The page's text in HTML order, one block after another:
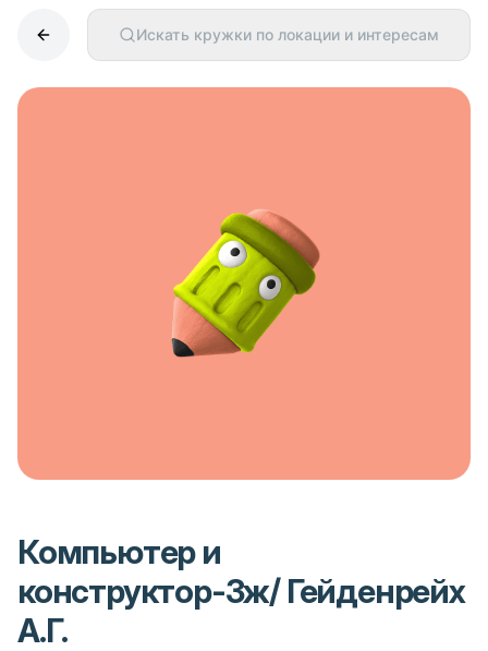
Искать кружки по локации и интересам
Компьютер и
конструктор-3ж/ Гейденрейх
А.Г.